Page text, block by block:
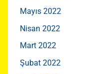
Mayıs 2022
Nisan 2022
Mart 2022
Şubat 2022